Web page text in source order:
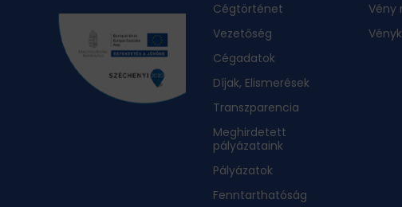
Cégtörténet
Vezetőség
Cégadatok
Díjak, Elismerések
Transzparencia
Meghirdetett
pályázataink
Pályázatok
Fenntarthatóság
Vény